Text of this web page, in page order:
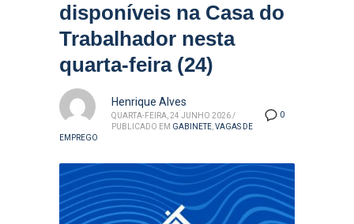
disponíveis na Casa do
Trabalhador nesta
quarta-feira (24)
0
Henrique Alves
QUARTA-FEIRA, 24 JUNHO 2026/
PUBLICADO EM GABINETE,VAGAS DE
EMPREGO